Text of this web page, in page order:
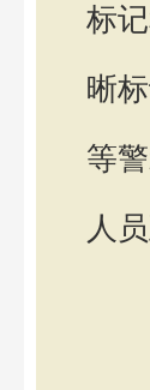
标
晰
等
人